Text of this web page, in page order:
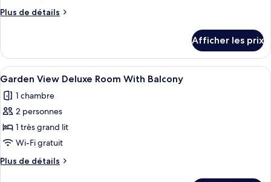
chambre :
Infinity
Suite
With
Terrace
Plus de détails
Plus
Sea
View
Infinity
With
Terrace
Afficher les prix
Afficher
toutes
les
photos
pour
ce
type
de
Garden View Deluxe Room With
5
Garden View Deluxe Room With Balcony
1 chambre
2 personnes
1 très grand lit
Wi-Fi gratuit
Plus de détails
Plus